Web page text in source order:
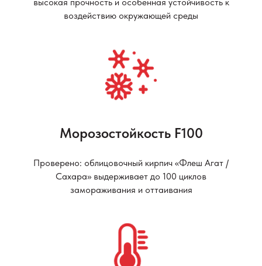
воздействию окружающей среды
Морозостойкость F100
Проверено: облицовочный кирпич «Флеш Агат /
Сахара» выдерживает до 100 циклов
замораживания и оттаивания